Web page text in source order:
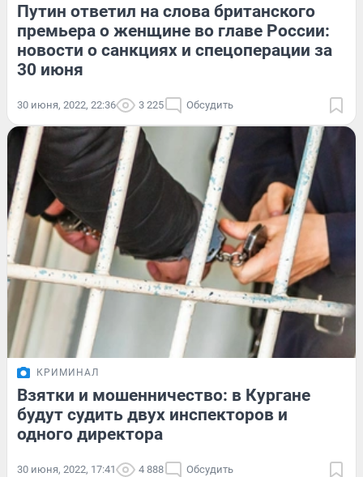
Путин ответил на слова британского
премьера о женщине во главе России:
новости о санкциях и спецоперации за
30 июня
30 июня, 2022, 22:36 3 225 Обсудить
КРИМИНАЛ
Взятки и мошенничество: в Кургане
будут судить двух инспекторов и
одного директора
30 июня, 2022, 17:41 4 888 Обсудить